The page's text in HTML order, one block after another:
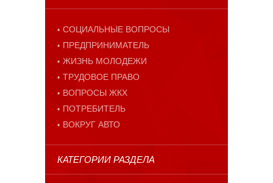
СОЦИАЛЬНЫЕ ВОПРОСЫ
ПРЕДПРИНИМАТЕЛЬ
ЖИЗНЬ МОЛОДЕЖИ
ТРУДОВОЕ ПРАВО
ВОПРОСЫ ЖКХ
ПОТРЕБИТЕЛЬ
ВОКРУГ АВТО
КАТЕГОРИИ РАЗДЕЛА